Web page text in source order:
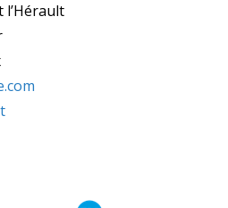
l’Hérault